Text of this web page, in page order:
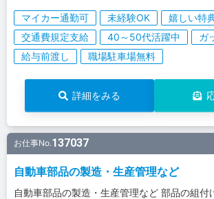
マイカー通勤可 未経験OK
嬉しい特
交通費規定支給
40～50代活躍中
ガ
給与前渡し
職場駐車場無料
詳細をみる
お仕事No.137037
自動車部品の製造・生産管理など
自動車部品の製造・生産管理など 部品の組付